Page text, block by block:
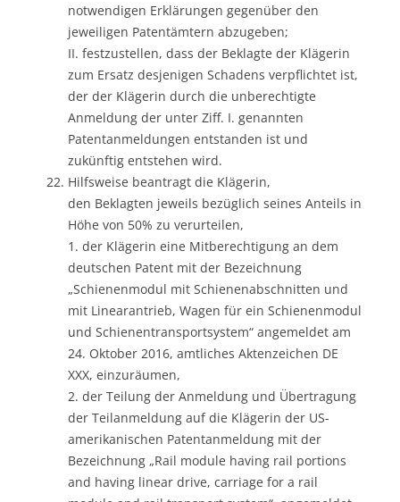
notwendigen Erklärungen gegenüber den
jeweiligen Patentämtern abzugeben;
II. festzustellen, dass der Beklagte der Klägerin
zum Ersatz desjenigen Schadens verpflichtet ist,
der der Klägerin durch die unberechtigte
Anmeldung der unter Ziff. I. genannten
Patentanmeldungen entstanden ist und
zukünftig entstehen wird.
Hilfsweise beantragt die Klägerin,
den Beklagten jeweils bezüglich seines Anteils in
Höhe von 50% zu verurteilen,
1. der Klägerin eine Mitberechtigung an dem
deutschen Patent mit der Bezeichnung
„Schienenmodul mit Schienenabschnitten und
mit Linearantrieb, Wagen für ein Schienenmodul
und Schienentransportsystem“ angemeldet am
24. Oktober 2016, amtliches Aktenzeichen DE
XXX, einzuräumen,
2. der Teilung der Anmeldung und Übertragung
der Teilanmeldung auf die Klägerin der US-
amerikanischen Patentanmeldung mit der
Bezeichnung „Rail module having rail portions
and having linear drive, carriage for a rail